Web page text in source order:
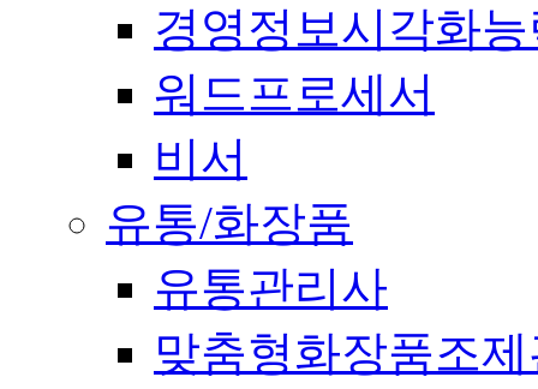
경영정보시각화
워드프로세서
비서
유통/화장품
유통관리사
맞춤형화장품조